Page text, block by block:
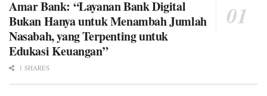
Amar Bank: “Layanan Bank Digital
Bukan Hanya untuk Menambah Jumlah
Nasabah, yang Terpenting untuk
Edukasi Keuangan”
1 SHARES